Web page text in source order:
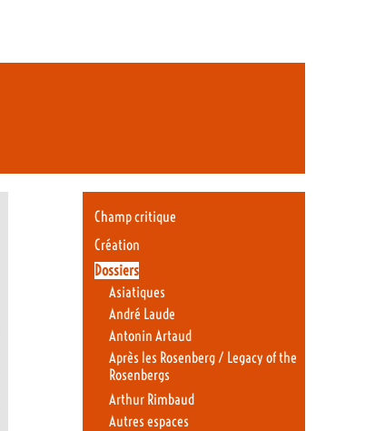
Champ critique
Création
Dossiers
Asiatiques
André Laude
Antonin Artaud
Après les Rosenberg / Legacy of the
Rosenbergs
Arthur Rimbaud
Autres espaces